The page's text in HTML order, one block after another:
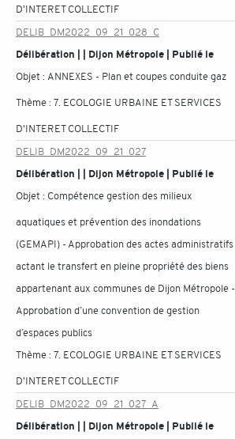
D'INTERET COLLECTIF
DELIB_DM2022_09_21_028_C
Délibération | | Dijon Métropole | Publié le
Objet : ANNEXES - Plan et coupes conduite gaz
Thème :7. ECOLOGIE URBAINE ET SERVICES
D'INTERET COLLECTIF
DELIB_DM2022_09_21_027
Délibération | | Dijon Métropole | Publié le
Objet : Compétence gestion des milieux
aquatiques et prévention des inondations
(GEMAPI) - Approbation des actes administratifs
actant le transfert en pleine propriété des biens
appartenant aux communes de Dijon Métropole -
Approbation d’une convention de gestion
d’espaces publics
Thème :7. ECOLOGIE URBAINE ET SERVICES
D'INTERET COLLECTIF
DELIB_DM2022_09_21_027_A
Délibération | | Dijon Métropole | Publié le